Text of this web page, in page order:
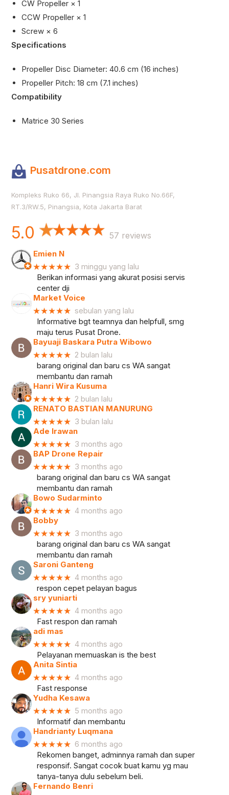
CW Propeller × 1
CCW Propeller × 1
Screw × 6
Specifications
Propeller Disc Diameter: 40.6 cm (16 inches)
Propeller Pitch: 18 cm (7.1 inches)
Compatibility
Matrice 30 Series
Pusatdrone.com
Kompleks Ruko 66, Jl. Pinangsia Raya Ruko No.66F,
RT.3/RW.5, Pinangsia, Kota Jakarta Barat
5.0 57 reviews
Emien N
★★★★★ 3 minggu yang lalu
Berikan informasi yang akurat posisi servis
center dji
Market Voice
★★★★★ sebulan yang lalu
Informative bgt teamnya dan helpfull, smg
maju terus Pusat Drone.
Bayuaji Baskara Putra Wibowo
★★★★★ 2 bulan lalu
barang original dan baru cs WA sangat
membantu dan ramah
Hanri Wira Kusuma
★★★★★ 2 bulan lalu
RENATO BASTIAN MANURUNG
★★★★★ 3 bulan lalu
Ade Irawan
★★★★★ 3 months ago
BAP Drone Repair
★★★★★ 3 months ago
barang original dan baru cs WA sangat
membantu dan ramah
Bowo Sudarminto
★★★★★ 4 months ago
Bobby
★★★★★ 3 months ago
barang original dan baru cs WA sangat
membantu dan ramah
Saroni Ganteng
★★★★★ 4 months ago
respon cepet pelayan bagus
sry yuniarti
★★★★★ 4 months ago
Fast respon dan ramah
adi mas
★★★★★ 4 months ago
Pelayanan memuaskan is the best
Anita Sintia
★★★★★ 4 months ago
Fast response
Yudha Kesawa
★★★★★ 5 months ago
Informatif dan membantu
Handrianty Luqmana
★★★★★ 6 months ago
Rekomen banget, adminnya ramah dan super
responsif. Sangat cocok buat kamu yg mau
tanya-tanya dulu sebelum beli.
Fernando Benri